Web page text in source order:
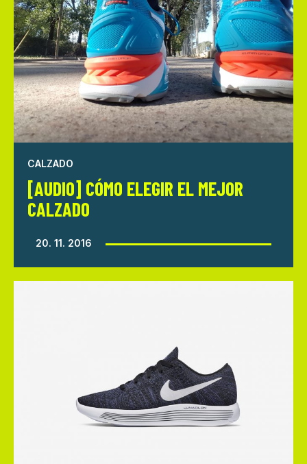
CALZADO
[AUDIO] CÓMO ELEGIR EL MEJOR
CALZADO
20. 11. 2016